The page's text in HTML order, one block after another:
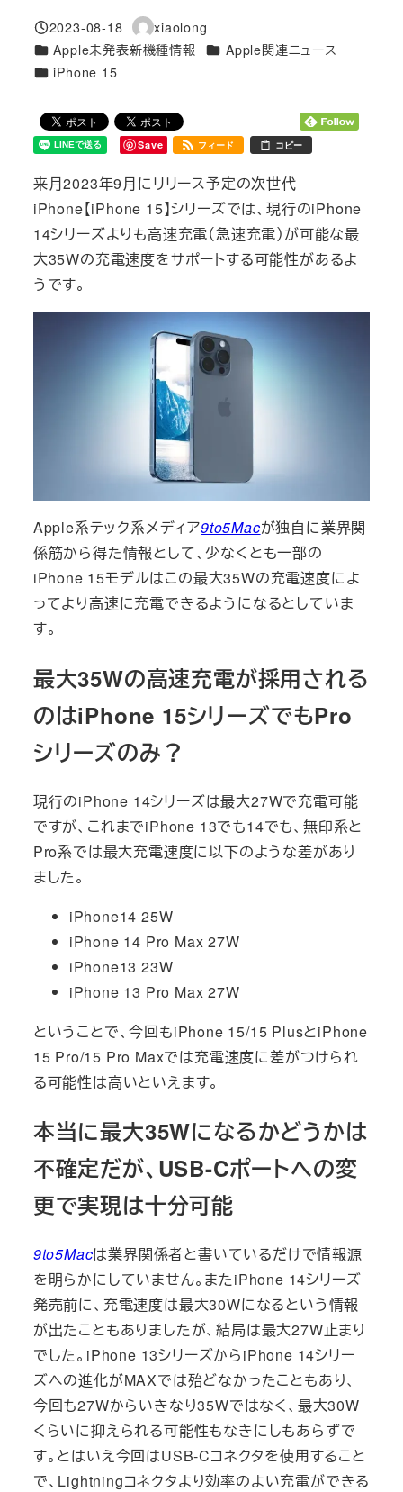
投稿日
2023-08-18
著
者
xiaolong
カテゴリー
Apple未発表新機種情報 カテゴリー
Apple関連ニュース
カテゴリー
iPhone 15
Save フィード コピー
来月2023年9月にリリース予定の次世代
iPhone【iPhone 15】シリーズでは、現行のiPhone
14シリーズよりも高速充電（急速充電）が可能な最
大35Wの充電速度をサポートする可能性があるよ
うです。
Apple系テック系メディア9to5Macが独自に業界関
係筋から得た情報として、少なくとも一部の
iPhone 15モデルはこの最大35Wの充電速度によ
ってより高速に充電できるようになるとしていま
す。
最大35Wの高速充電が採用される
のはiPhone 15シリーズでもPro
シリーズのみ？
現行のiPhone 14シリーズは最大27Wで充電可能
ですが、これまでiPhone 13でも14でも、無印系と
Pro系では最大充電速度に以下のような差があり
ました。
iPhone14 25W
iPhone 14 Pro Max 27W
iPhone13 23W
iPhone 13 Pro Max 27W
ということで、今回もiPhone 15/15 PlusとiPhone
15 Pro/15 Pro Maxでは充電速度に差がつけられ
る可能性は高いといえます。
本当に最大35Wになるかどうかは
不確定だが、USB-Cポートへの変
更で実現は十分可能
9to5Macは業界関係者と書いているだけで情報源
を明らかにしていません。またiPhone 14シリーズ
発売前に、充電速度は最大30Wになるという情報
が出たこともありましたが、結局は最大27W止まり
でした。iPhone 13シリーズからiPhone 14シリー
ズへの進化がMAXでは殆どなかったこともあり、
今回も27Wからいきなり35Wではなく、最大30W
くらいに抑えられる可能性もなきにしもあらずで
す。とはいえ今回はUSB-Cコネクタを使用すること
で、Lightningコネクタより効率のよい充電ができる